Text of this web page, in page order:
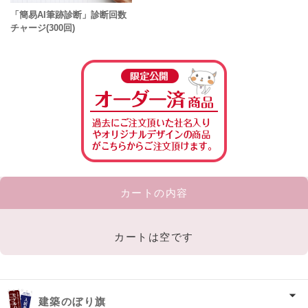
「簡易AI筆跡診断」診断回数
チャージ(300回)
カートの内容
カートは空です
建築のぼり旗